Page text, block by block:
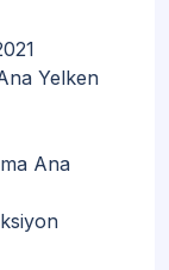
Yelken
Ana